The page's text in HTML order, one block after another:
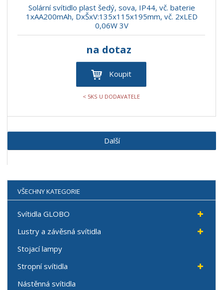
Solární svítidlo plast šedý, sova, IP44, vč. baterie
1xAA200mAh, DxŠxV:135x115x195mm, vč. 2xLED
0,06W 3V
na dotaz
Koupit
< 5KS U DODAVATELE
Další
VŠECHNY KATEGORIE
Svítidla GLOBO
Lustry a závěsná svítidla
Stojací lampy
Stropní svítidla
Nástěnná svítidla